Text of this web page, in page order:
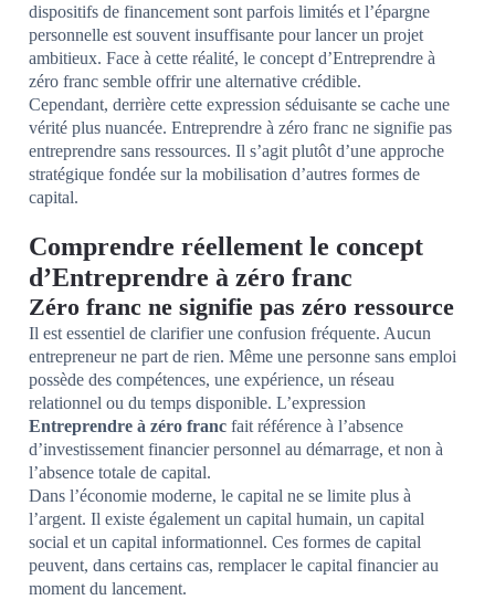
dispositifs de financement sont parfois limités et l’épargne
personnelle est souvent insuffisante pour lancer un projet
ambitieux. Face à cette réalité, le concept d’Entreprendre à
zéro franc semble offrir une alternative crédible.
Cependant, derrière cette expression séduisante se cache une
vérité plus nuancée. Entreprendre à zéro franc ne signifie pas
entreprendre sans ressources. Il s’agit plutôt d’une approche
stratégique fondée sur la mobilisation d’autres formes de
capital.
Comprendre réellement le concept
d’Entreprendre à zéro franc
Zéro franc ne signifie pas zéro ressource
Il est essentiel de clarifier une confusion fréquente. Aucun
entrepreneur ne part de rien. Même une personne sans emploi
possède des compétences, une expérience, un réseau
relationnel ou du temps disponible. L’expression
Entreprendre à zéro franc fait référence à l’absence
d’investissement financier personnel au démarrage, et non à
l’absence totale de capital.
Dans l’économie moderne, le capital ne se limite plus à
l’argent. Il existe également un capital humain, un capital
social et un capital informationnel. Ces formes de capital
peuvent, dans certains cas, remplacer le capital financier au
moment du lancement.